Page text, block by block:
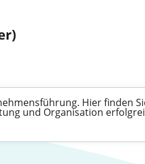
Hier finden
und Organisation